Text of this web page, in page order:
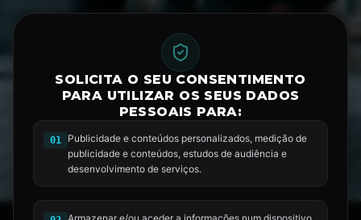
SOLICITA O SEU CONSENTIMENTO
PARA UTILIZAR OS SEUS DADOS
PESSOAIS PARA:
01
Publicidade e conteúdos personalizados, medição de
publicidade e conteúdos, estudos de audiência e
desenvolvimento de serviços.
PORTUGAL & ESPANHA
PRESTAÇÃO DE SERVIÇO DE
MÃO DE OBRA PARA
CONSTRUÇÃO CIVIL.
Equipas qualificadas, alojamento, transporte e
suporte operacional.